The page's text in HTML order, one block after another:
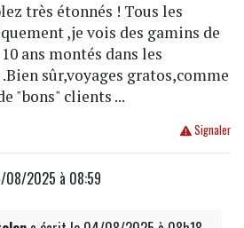
très étonnés ! Tous les
,je vois des gamins de
ans montés dans les
sûr,voyages gratos,comme
"bons" clients ...
Signaler
2025 à 08:59